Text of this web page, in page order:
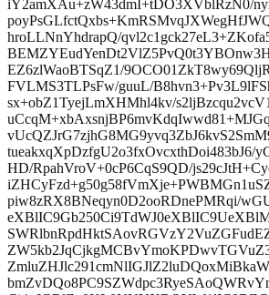
iY2amXAu+zW43dmI+tDO3XVblRzN0/
hroLLNnYhdrapQ/
EZ6zlWaoBTSqZ1/
FVLMS3TLPsFw/guuL/
sx+obZ1TyejLmXHMhl4kv/
tueakxqXpDzfgU2o3fxOvcxthDoi483bJ6/
HD/RpahVroV+0cP6CqS9QD/
piw8zRX8BNeqyn0D2ooRDnePMRqi/